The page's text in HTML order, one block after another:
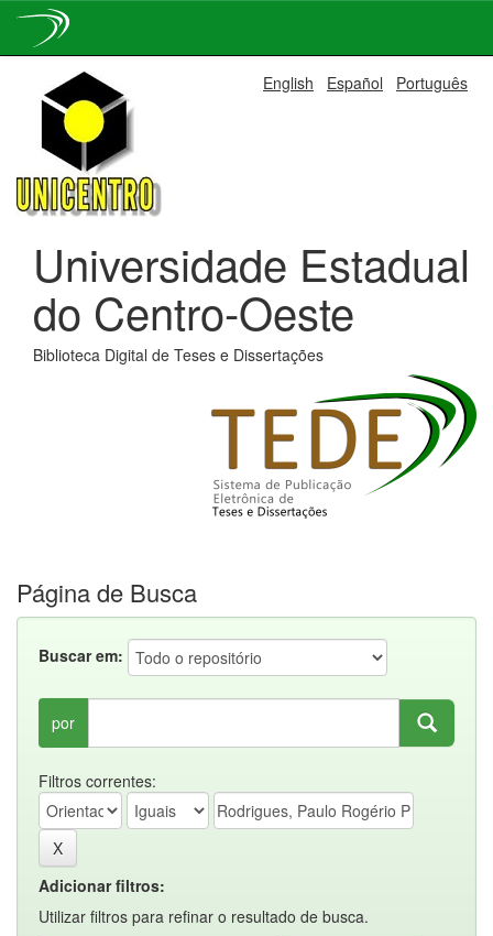
navigation
English Español Português
Universidade Estadual
do Centro-Oeste
Biblioteca Digital de Teses e Dissertações
Página de Busca
Buscar em:
por
Filtros correntes:
Adicionar filtros:
Utilizar filtros para refinar o resultado de busca.